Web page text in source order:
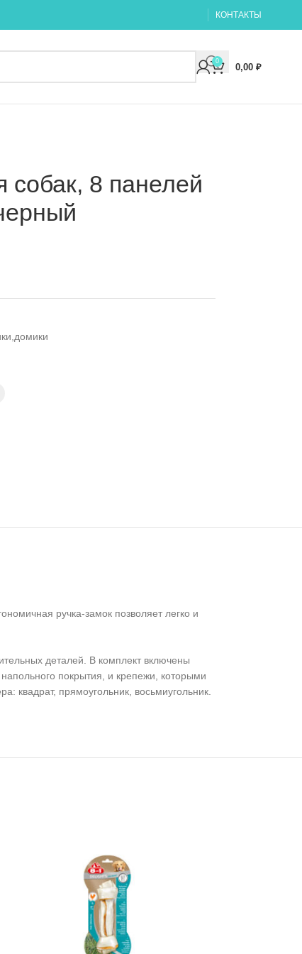
КОНТАКТЫ
0
0,00 ₽
собак, 8 панелей
ручка-замок позволяет легко и
деталей. В комплект включены
покрытия, и крепежи, которыми
квадрат, прямоугольник, восьмиугольник.